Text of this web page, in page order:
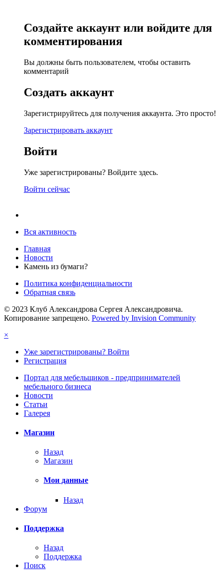
Создайте аккаунт или войдите для
комментирования
Вы должны быть пользователем, чтобы оставить
комментарий
Создать аккаунт
Зарегистрируйтесь для получения аккаунта. Это просто!
Зарегистрировать аккаунт
Войти
Уже зарегистрированы? Войдите здесь.
Войти сейчас
Вся активность
Главная
Новости
Камень из бумаги?
Политика конфиденциальности
Обратная связь
© 2023 Клуб Александрова Сергея Александровича.
Копирование запрещено. Powered by Invision Community
×
Уже зарегистрированы? Войти
Регистрация
Портал для мебельщиков - предпринимателей
мебельного бизнеса
Новости
Статьи
Галерея
Магазин
Назад
Магазин
Мои данные
Назад
Форум
Поддержка
Назад
Поддержка
Поиск